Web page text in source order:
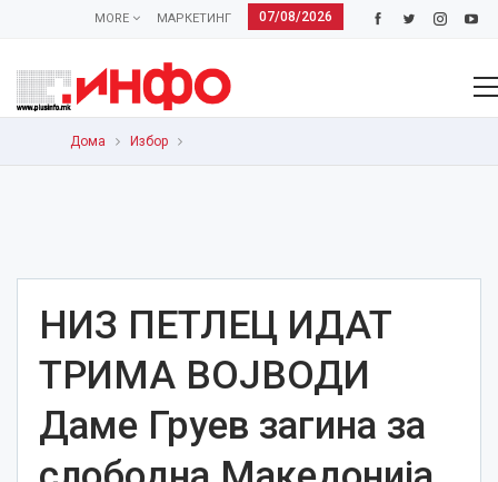
07/08/2026
МАРКЕТИНГ
MORE
Дома Избор
НИЗ ПЕТЛЕЦ ИДАТ
ТРИМА ВОЈВОДИ
Даме Груев загина за